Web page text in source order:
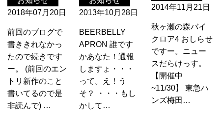
2018年07月20日
前回のブログで
書ききれなかっ
たので続きです
ー。 (前回のエン
トリ新作のこと
書いてるので是
非読んで) …
2013年10月28日
BEERBELLY
APRON 誰です
かあなた！通報
しますょ・・・
って。え！う
そ？ ・・・もし
かして…
2014年11月21日
秋ヶ瀬の森バイ
クロア4 おしらせ
ですー。ニュー
スだらけっす。
【開催中
~11/30】 東急ハ
ンズ梅田…